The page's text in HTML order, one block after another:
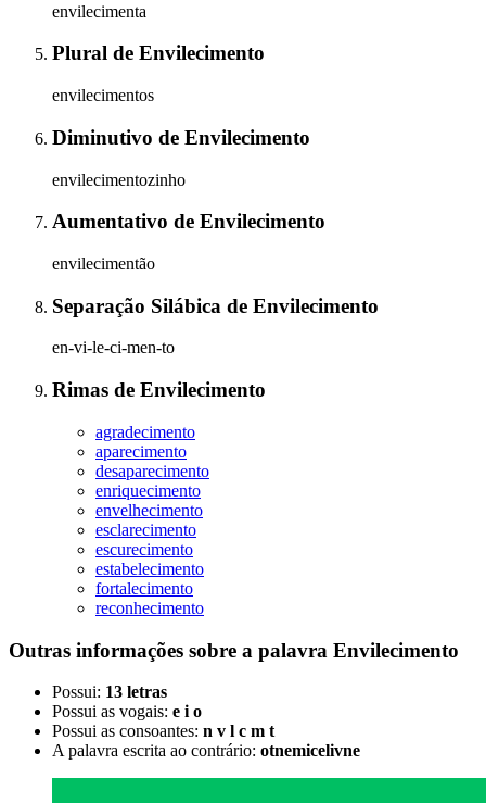
envilecimenta
Plural de Envilecimento
envilecimentos
Diminutivo de Envilecimento
envilecimentozinho
Aumentativo de Envilecimento
envilecimentão
Separação Silábica de Envilecimento
en-vi-le-ci-men-to
Rimas de Envilecimento
agradecimento
aparecimento
desaparecimento
enriquecimento
envelhecimento
esclarecimento
escurecimento
estabelecimento
fortalecimento
reconhecimento
Outras informações sobre a palavra Envilecimento
Possui: 13 letras
Possui as vogais: e i o
Possui as consoantes: n v l c m t
A palavra escrita ao contrário: otnemicelivne